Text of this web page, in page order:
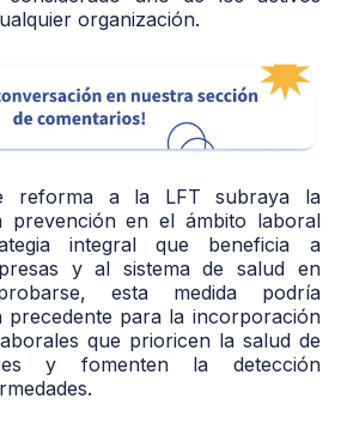
organización.
reforma a la LFT subraya la
prevención en el ámbito laboral
integral que beneficia a
y al sistema de salud en
esta medida podría
para la incorporación
que prioricen la salud de
y fomenten la detección